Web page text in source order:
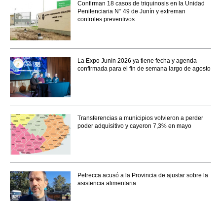
Confirman 18 casos de triquinosis en la Unidad
Penitenciaria N° 49 de Junín y extreman
controles preventivos
La Expo Junín 2026 ya tiene fecha y agenda
confirmada para el fin de semana largo de agosto
Transferencias a municipios volvieron a perder
poder adquisitivo y cayeron 7,3% en mayo
Petrecca acusó a la Provincia de ajustar sobre la
asistencia alimentaria